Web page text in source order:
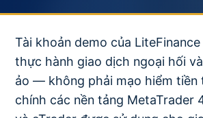
Tài khoản demo của
thực hành giao dịch ngoại hối
ảo — không phải mạo hiểm
chính các nền tảng MetaTrader